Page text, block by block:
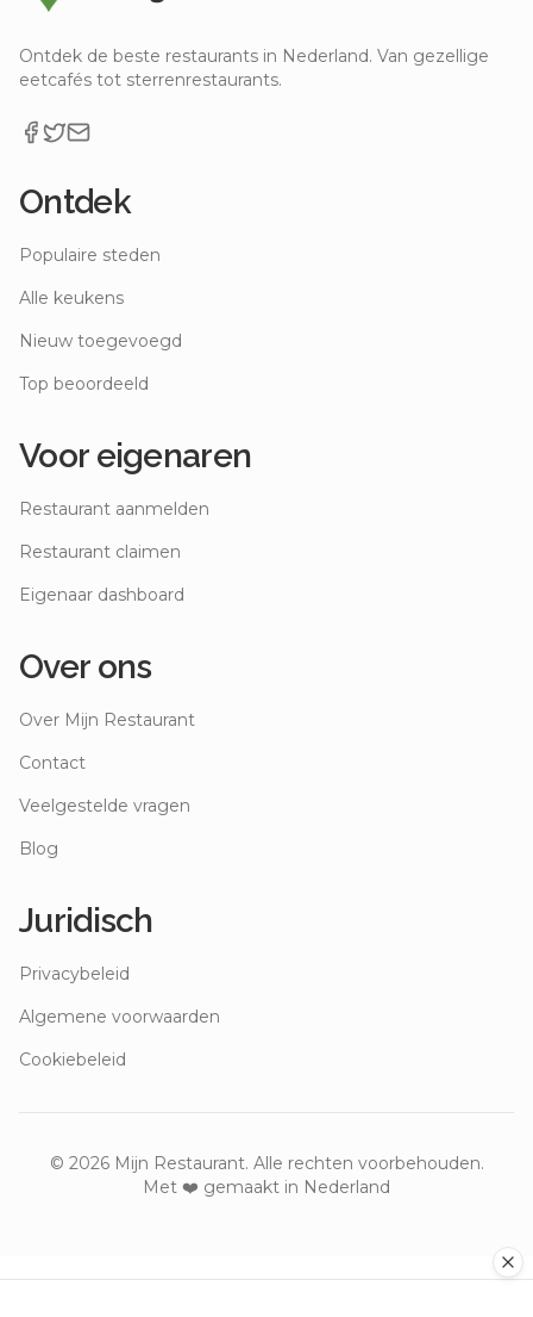
Ontdek de beste restaurants in Nederland. Van gezellige
eetcafés tot sterrenrestaurants.
Ontdek
Populaire steden
Alle keukens
Nieuw toegevoegd
Top beoordeeld
Voor eigenaren
Restaurant aanmelden
Restaurant claimen
Eigenaar dashboard
Over ons
Over Mijn Restaurant
Contact
Veelgestelde vragen
Blog
Juridisch
Privacybeleid
Algemene voorwaarden
Cookiebeleid
© 2026Mijn Restaurant. Alle rechten voorbehouden.
Met ❤️ gemaakt in Nederland